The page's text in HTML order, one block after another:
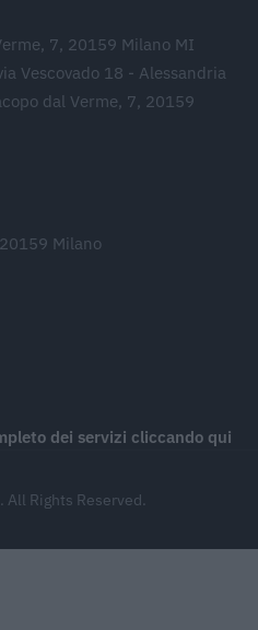
7, 20159 Milano MI
Vescovado 18 - Alessandria
dal Verme, 7, 20159
Milano
dei servizi cliccando qui
Rights Reserved.